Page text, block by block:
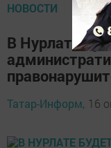
НОВОСТИ
В Нурлате
Татар-Информ, 16